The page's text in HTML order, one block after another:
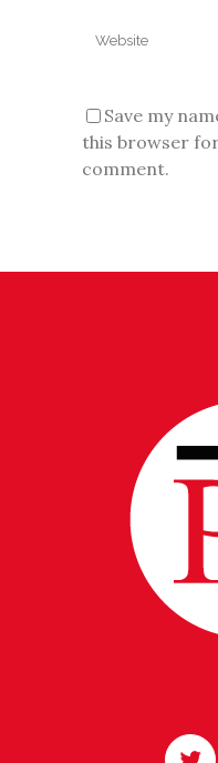
Save my
this browser
comment.